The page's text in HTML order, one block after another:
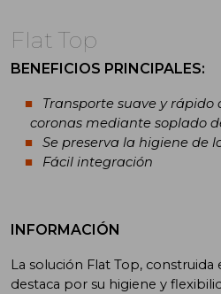
Flat Top
BENEFICIOS PRINCIPALES:
Transporte suave y rápido
coronas mediante soplado
Se preserva la higiene de
Fácil integración
INFORMACIÓN
La solución Flat Top,
destaca por su higiene y